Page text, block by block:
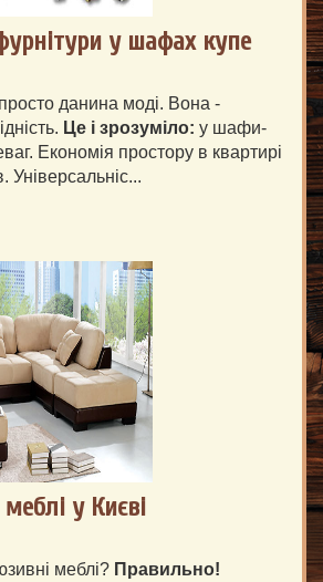
у шафах купе
данина моді. Вона -
Це і зрозуміло: у шафи-
Економія простору в квартирі
Універсальніс...
у Києві
меблі? Правильно!